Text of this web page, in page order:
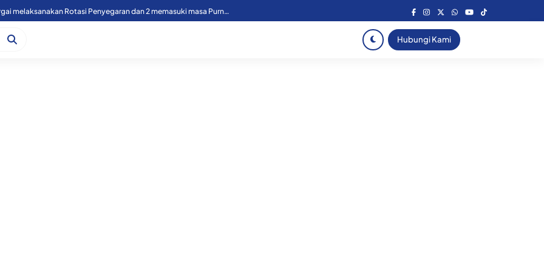
49 Personil Polres Sergai melaksanakan Rotasi Penyegaran dan 2 memasuki masa Purnawirawan
Hubungi Kami